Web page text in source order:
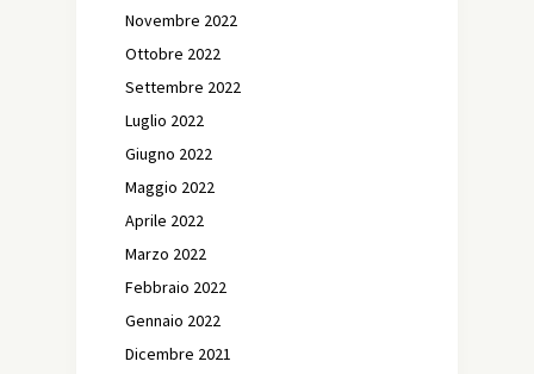
Novembre 2022
Ottobre 2022
Settembre 2022
Luglio 2022
Giugno 2022
Maggio 2022
Aprile 2022
Marzo 2022
Febbraio 2022
Gennaio 2022
Dicembre 2021